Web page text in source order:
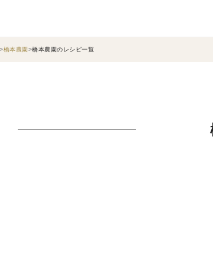
橋本農園 橋本農園のレシピ一覧